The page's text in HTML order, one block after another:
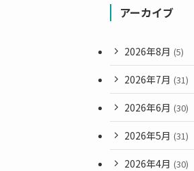
アーカイブ
2026年8月 (5)
2026年7月 (31)
2026年6月 (30)
2026年5月 (31)
2026年4月 (30)